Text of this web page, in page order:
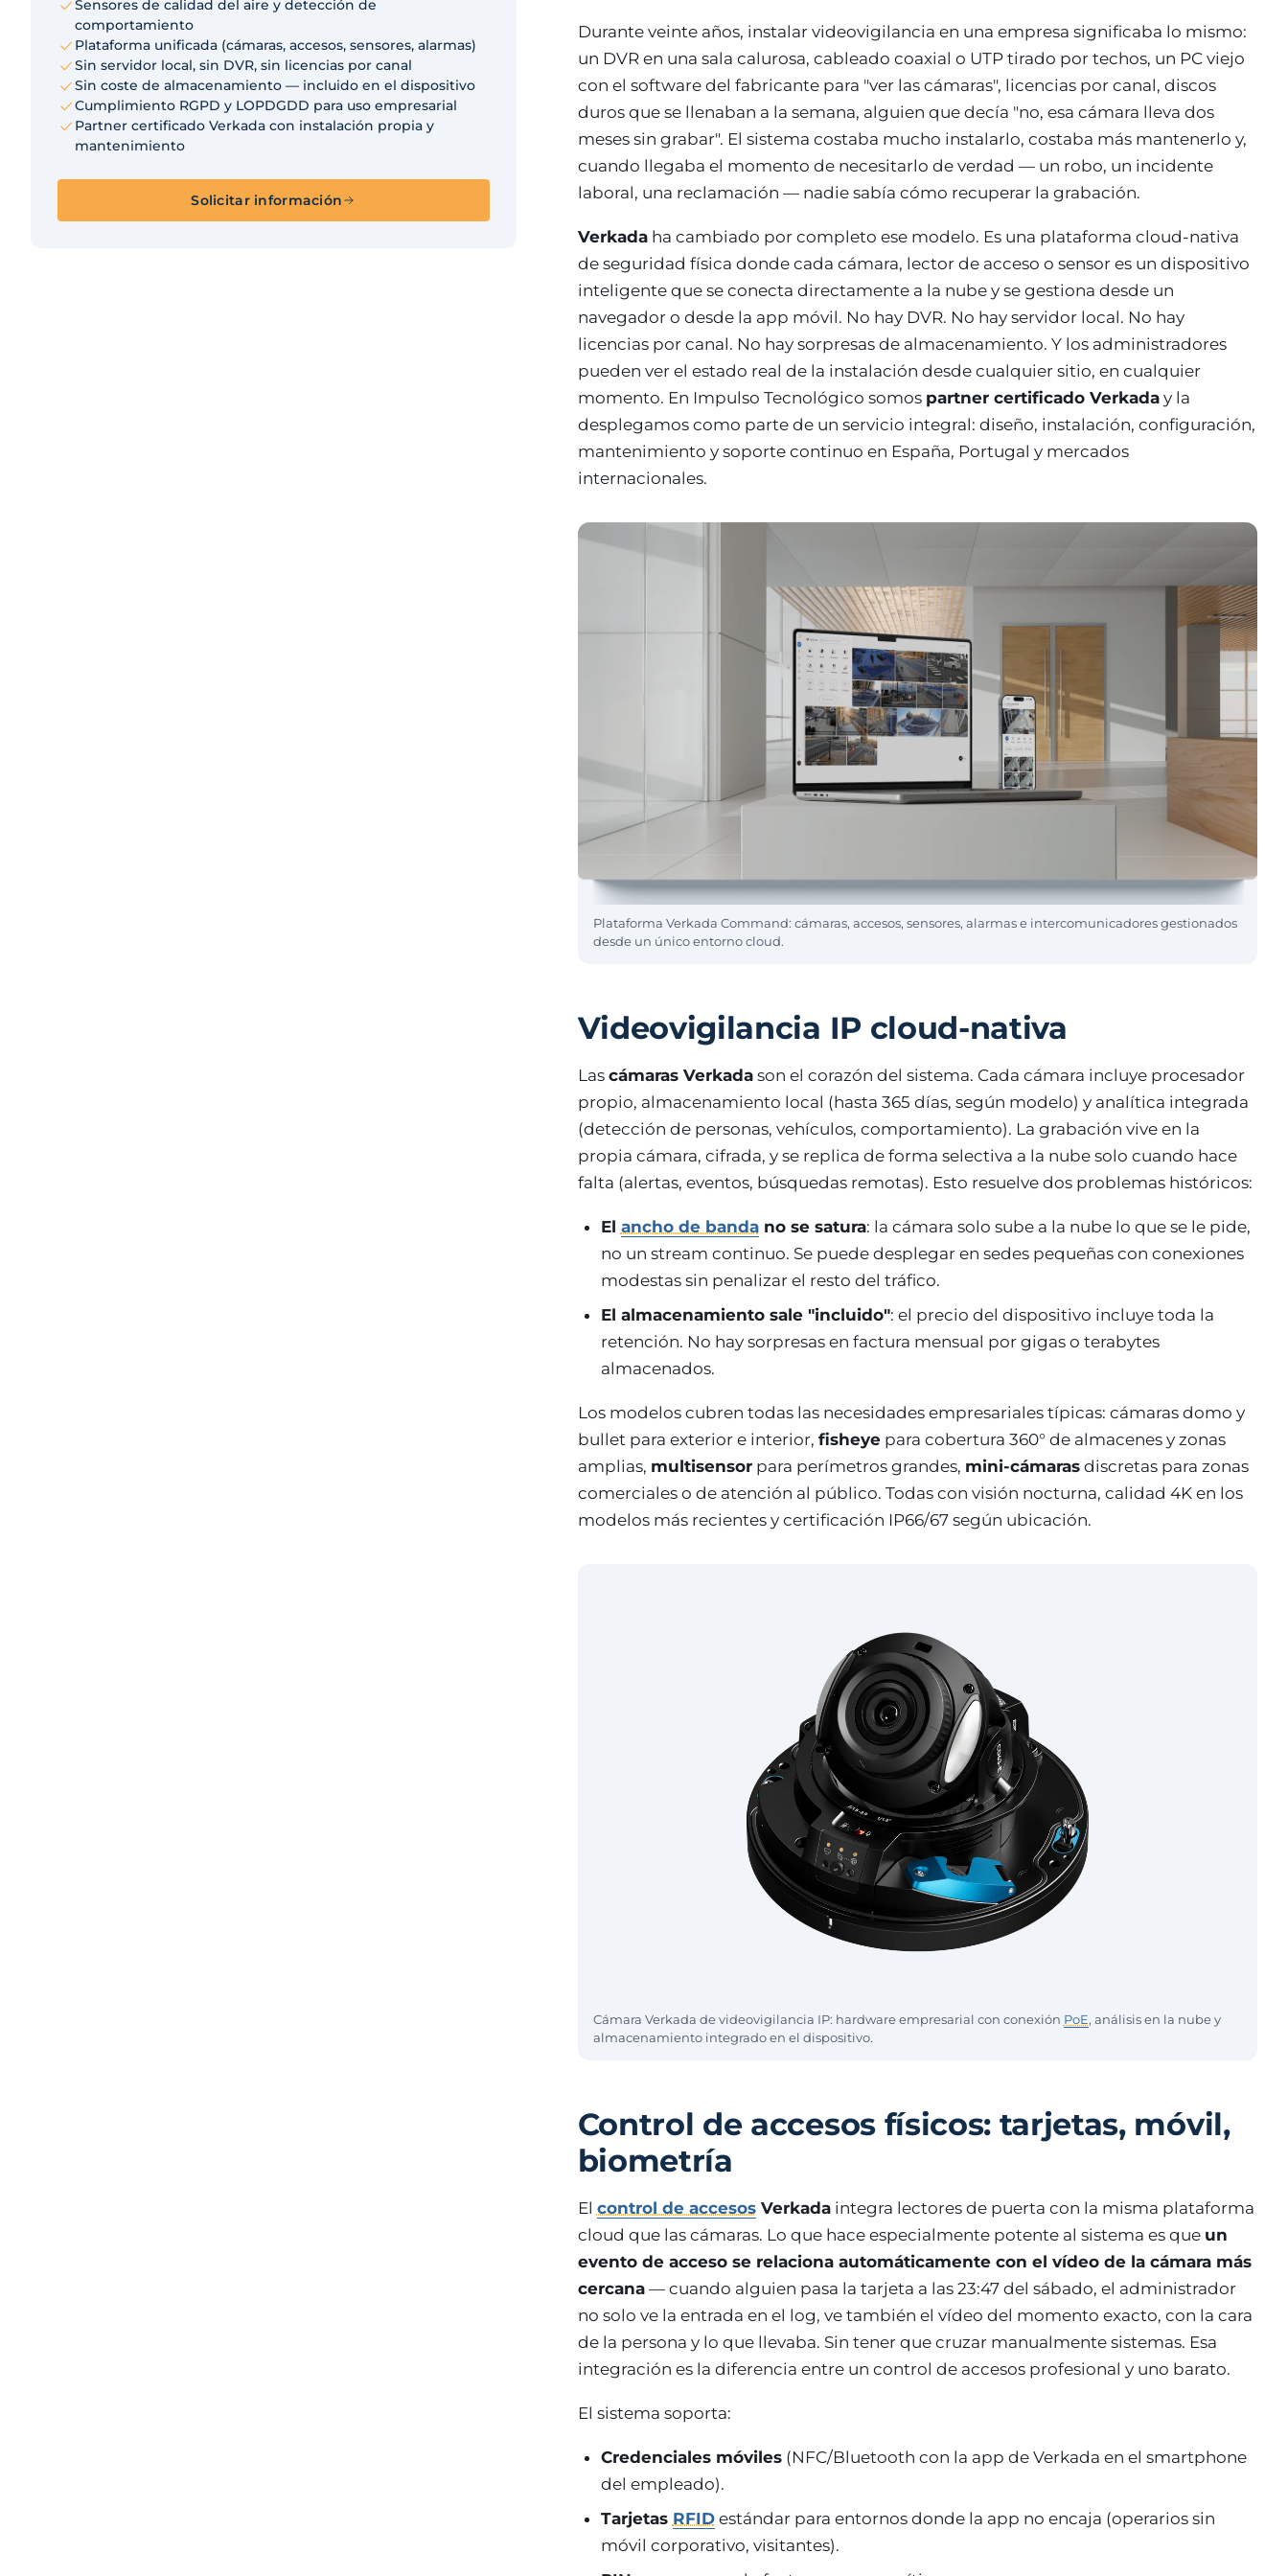
Sensores de calidad del aire y detección de
comportamiento
Plataforma unificada (cámaras, accesos, sensores, alarmas)
Sin servidor local, sin DVR, sin licencias por canal
Sin coste de almacenamiento — incluido en el dispositivo
Cumplimiento RGPD y LOPDGDD para uso empresarial
Partner certificado Verkada con instalación propia y
mantenimiento
Solicitar información
Durante veinte años, instalar videovigilancia en una empresa significaba lo mismo:
un DVR en una sala calurosa, cableado coaxial o UTP tirado por techos, un PC viejo
con el software del fabricante para "ver las cámaras", licencias por canal, discos
duros que se llenaban a la semana, alguien que decía "no, esa cámara lleva dos
meses sin grabar". El sistema costaba mucho instalarlo, costaba más mantenerlo y,
cuando llegaba el momento de necesitarlo de verdad — un robo, un incidente
laboral, una reclamación — nadie sabía cómo recuperar la grabación.
Verkadaha cambiado por completo ese modelo. Es una plataforma cloud-nativa
de seguridad física donde cada cámara, lector de acceso o sensor es un dispositivo
inteligente que se conecta directamente a la nube y se gestiona desde un
navegador o desde la app móvil. No hay DVR. No hay servidor local. No hay
licencias por canal. No hay sorpresas de almacenamiento. Y los administradores
pueden ver el estado real de la instalación desde cualquier sitio, en cualquier
momento. En Impulso Tecnológico somos partner certificado Verkaday la
desplegamos como parte de un servicio integral: diseño, instalación, configuración,
mantenimiento y soporte continuo en España, Portugal y mercados
internacionales.
Plataforma Verkada Command: cámaras, accesos, sensores, alarmas e intercomunicadores gestionados
desde un único entorno cloud.
Videovigilancia IP cloud-nativa
Las cámaras Verkadason el corazón del sistema. Cada cámara incluye procesador
propio, almacenamiento local (hasta 365 días, según modelo) y analítica integrada
(detección de personas, vehículos, comportamiento). La grabación vive en la
propia cámara, cifrada, y se replica de forma selectiva a la nube solo cuando hace
falta (alertas, eventos, búsquedas remotas). Esto resuelve dos problemas históricos:
El ancho de bandano se satura: la cámara solo sube a la nube lo que se le pide,
no un stream continuo. Se puede desplegar en sedes pequeñas con conexiones
modestas sin penalizar el resto del tráfico.
El almacenamiento sale "incluido": el precio del dispositivo incluye toda la
retención. No hay sorpresas en factura mensual por gigas o terabytes
almacenados.
Los modelos cubren todas las necesidades empresariales típicas: cámaras domo y
bullet para exterior e interior, fisheyepara cobertura 360° de almacenes y zonas
amplias, multisensorpara perímetros grandes, mini-cámarasdiscretas para zonas
comerciales o de atención al público. Todas con visión nocturna, calidad 4K en los
modelos más recientes y certificación IP66/67 según ubicación.
Cámara Verkada de videovigilancia IP: hardware empresarial con conexión PoE, análisis en la nube y
almacenamiento integrado en el dispositivo.
Control de accesos físicos: tarjetas, móvil,
biometría
El control de accesosVerkadaintegra lectores de puerta con la misma plataforma
cloud que las cámaras. Lo que hace especialmente potente al sistema es que un
evento de acceso se relaciona automáticamente con el vídeo de la cámara más
cercana— cuando alguien pasa la tarjeta a las 23:47 del sábado, el administrador
no solo ve la entrada en el log, ve también el vídeo del momento exacto, con la cara
de la persona y lo que llevaba. Sin tener que cruzar manualmente sistemas. Esa
integración es la diferencia entre un control de accesos profesional y uno barato.
El sistema soporta:
Credenciales móviles(NFC/Bluetooth con la app de Verkada en el smartphone
del empleado).
Tarjetas RFIDestándar para entornos donde la app no encaja (operarios sin
móvil corporativo, visitantes).